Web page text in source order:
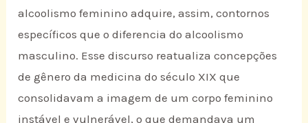
alcoolismo feminino adquire, assim, contornos
específicos que o diferencia do alcoolismo
masculino. Esse discurso reatualiza concepções
de gênero da medicina do século XIX que
consolidavam a imagem de um corpo feminino
instável e vulnerável, o que demandava um